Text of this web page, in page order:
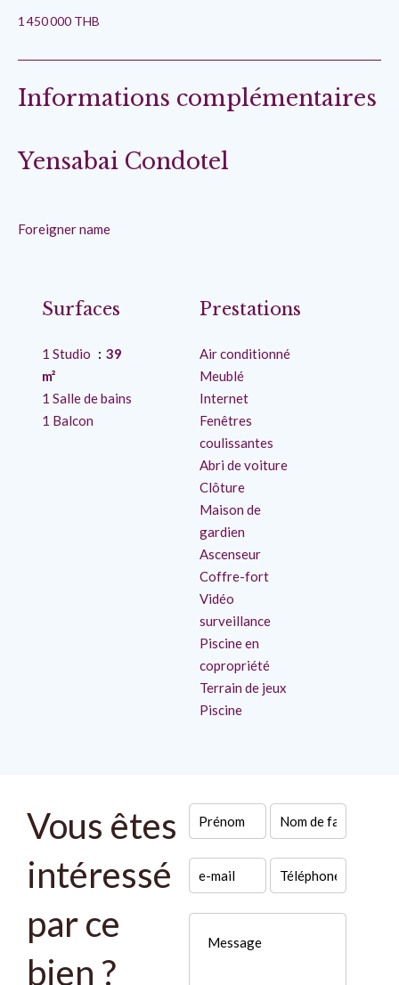
1 450 000 THB
Informations complémentaires
Yensabai Condotel
Foreigner name
Surfaces
1 Studio
39
m²
1 Salle de bains
1 Balcon
Prestations
Air conditionné
Meublé
Internet
Fenêtres
coulissantes
Abri de voiture
Clôture
Maison de
gardien
Ascenseur
Coffre-fort
Vidéo
surveillance
Piscine en
copropriété
Terrain de jeux
Piscine
Vous êtes
intéressé
par ce
bien ?